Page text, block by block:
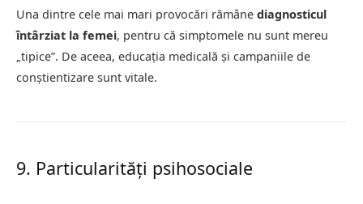
Una dintre cele mai mari provocări rămâne diagnosticul
întârziat la femei, pentru că simptomele nu sunt mereu
„tipice”. De aceea, educația medicală și campaniile de
conștientizare sunt vitale.
9. Particularități psihosociale